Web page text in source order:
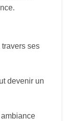
ses
devenir un